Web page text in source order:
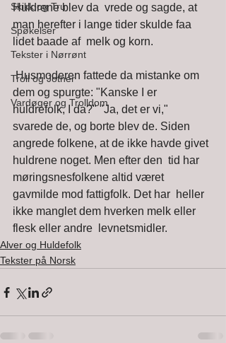
Skikk og Tru
Spøkelser
Tekster i Nørrønt
Troll og Jotner
Vardøger og Trolldom
Huldrene blev da  vrede og sagde, at
man herefter i lange tider skulde faa
lidet baade af  melk og korn.
Husmoderen fattede da mistanke om
dem og spurgte: "Kanske I er
huldrefolk, I da?" "Ja, det er vi,"
svarede de, og borte blev de. Siden
angrede folkene, at de ikke havde givet
huldrene noget. Men efter den  tid har
møringsnesfolkene altid været
gavmilde mod fattigfolk. Det har  heller
ikke manglet dem hverken melk eller
flesk eller andre  levnetsmidler.
Alver og Huldefolk
Tekster på Norsk